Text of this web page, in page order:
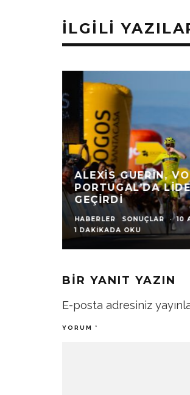
İLGILI
ALEXIS GUERIN,
PORTUGAL’DA
GEÇIRDI
HABERLER SONUÇLAR · 10
1 DAKIKADA OKU
BIR YANIT YAZIN
E-posta adresiniz
YORUM *